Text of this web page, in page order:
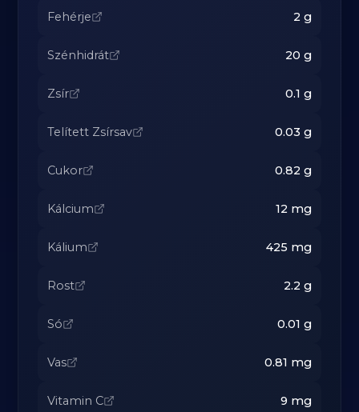
Fehérje 2 g
Szénhidrát 20 g
Zsír 0.1 g
Telített Zsírsav 0.03 g
Cukor 0.82 g
Kálcium 12 mg
Kálium 425 mg
Rost 2.2 g
Só 0.01 g
Vas 0.81 mg
Vitamin C 9 mg